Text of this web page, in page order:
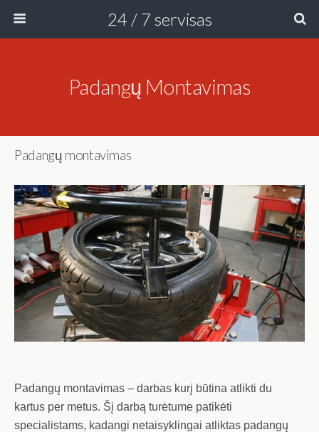
24 / 7 servisas
Padangų Montavimas
Padangų montavimas
Padangų montavimas – darbas kurį būtina atlikti du
kartus per metus. Šį darbą turėtume patikėti
specialistams, kadangi netaisyklingai atliktas padangų